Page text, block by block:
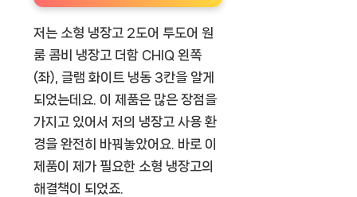
저는 소형 냉장고 2도어 투도어 원
룸 콤비 냉장고 더함 CHIQ 왼쪽
(좌), 글램 화이트 냉동 3칸을 알게
되었는데요. 이 제품은 많은 장점을
가지고 있어서 저의 냉장고 사용 환
경을 완전히 바꿔놓았어요. 바로 이
제품이 제가 필요한 소형 냉장고의
해결책이 되었죠.